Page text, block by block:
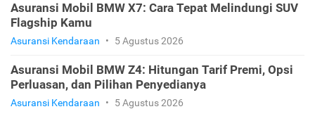
Asuransi Mobil BMW X7: Cara Tepat Melindungi SUV
Flagship Kamu
Asuransi Kendaraan • 5 Agustus 2026
Asuransi Mobil BMW Z4: Hitungan Tarif Premi, Opsi
Perluasan, dan Pilihan Penyedianya
Asuransi Kendaraan • 5 Agustus 2026